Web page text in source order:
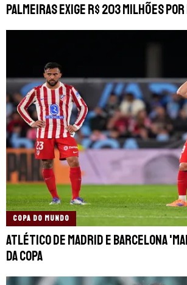
Palmeiras exige R$ 203 milhões
COPA DO MUNDO
Atlético de Madrid e Barcelona
da Copa